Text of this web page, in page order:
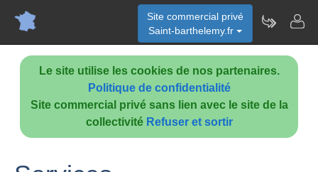
Le site utilise les cookies de nos partenaires.
Politique de confidentialité
Site commercial privé sans lien avec le site de la
collectivité Refuser et sortir
Site commercial privé
Saint-barthelemy.fr